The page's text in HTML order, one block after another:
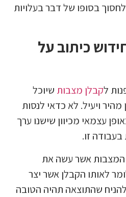
בסופו של דבר בעלויות
כיתוב על
לקבלן מצבות שיוכל
ויעיל. לא כדאי לנסות
עצמאי מכיוון שישנו ערך
זו.
המצבות אשר עשה את
לאותו הקבלן אשר יצר
שהתוצאה תהיה הטובה